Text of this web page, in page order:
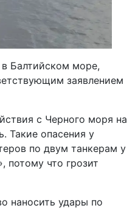
в Балтийском море,
заявлением
с Черного моря на
Такие опасения у
по двум танкерам у
потому что грозит
наносить удары по